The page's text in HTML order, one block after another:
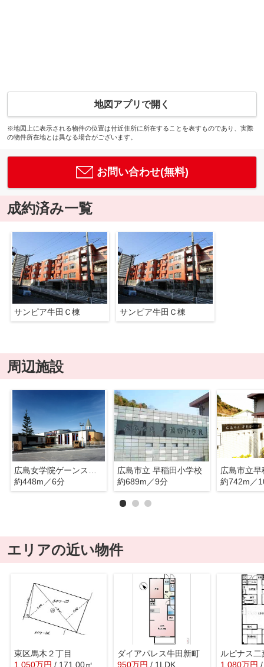
地図アプリで開く
※地図上に表示される物件の位置は付近住所に所在することを表すものであり、実際
の物件所在地とは異なる場合がございます。
お問い合わせ(無料)
成約済み一覧
サンピア牛田Ｃ棟 サンピア牛田Ｃ棟
周辺施設
約448m／6分
広島市立 早稲田小学校
約689m／9分
広島市立
約742m／
エリアの近い物件
東区馬木２丁目
1,050万円 / 171.00㎡
ダイアパレス牛田新町
950万円 / 1LDK
ルピナス二
1,080万円